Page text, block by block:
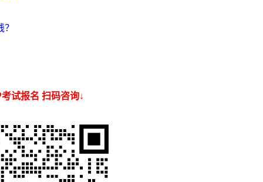
试报名 扫码咨询↓